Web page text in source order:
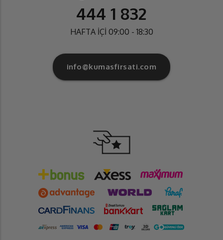
444 1 832
HAFTA İÇİ 09:00 - 18:30
info@kumasfirsati.com